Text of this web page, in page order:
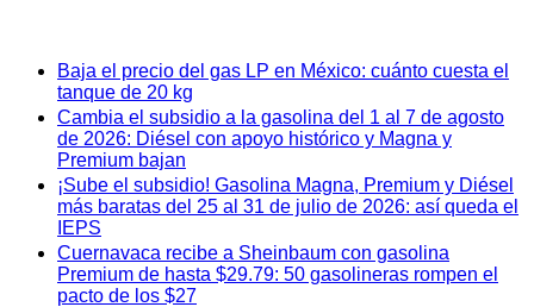
Baja el precio del gas LP en México: cuánto cuesta el
tanque de 20 kg
Cambia el subsidio a la gasolina del 1 al 7 de agosto
de 2026: Diésel con apoyo histórico y Magna y
Premium bajan
¡Sube el subsidio! Gasolina Magna, Premium y Diésel
más baratas del 25 al 31 de julio de 2026: así queda el
IEPS
Cuernavaca recibe a Sheinbaum con gasolina
Premium de hasta $29.79: 50 gasolineras rompen el
pacto de los $27